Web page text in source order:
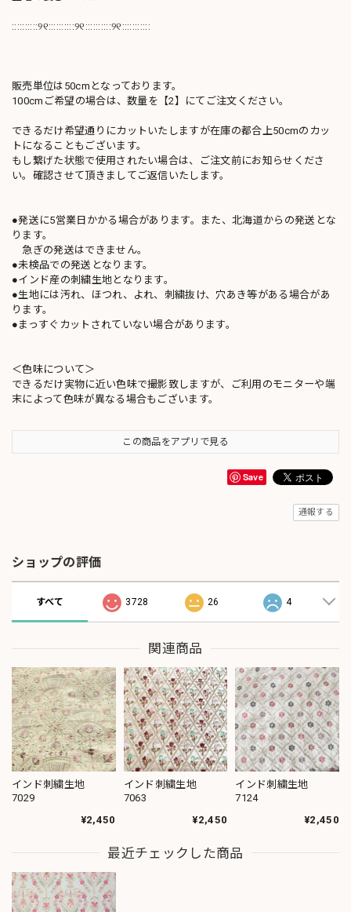
::::::::::୨୧::::::::::୨୧::::::::::୨୧:::::::::::
販売単位は50cmとなっております。
100cmご希望の場合は、数量を【2】にてご注文ください。
できるだけ希望通りにカットいたしますが在庫の都合上50cmのカッ
トになることもございます。
もし繋げた状態で使用されたい場合は、ご注文前にお知らせくださ
い。確認させて頂きましてご返信いたします。
●発送に5営業日かかる場合があります。また、北海道からの発送とな
ります。
急ぎの発送はできません。
●未検品での発送となります。
●インド産の刺繍生地となります。
●生地には汚れ、ほつれ、よれ、刺繍抜け、穴あき等がある場合があ
ります。
●まっすぐカットされていない場合があります。
＜色味について＞
できるだけ実物に近い色味で撮影致しますが、ご利用のモニターや端
末によって色味が異なる場合もございます。
この商品をアプリで見る
Save
通報する
ショップの評価
すべて 3728 26 4
関連商品
インド刺繍生地
7029
¥2,450
インド刺繍生地
7063
¥2,450
インド刺繍生地
7124
¥2,450
最近チェックした商品